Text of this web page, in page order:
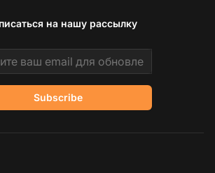
на нашу рассылку
Subscribe